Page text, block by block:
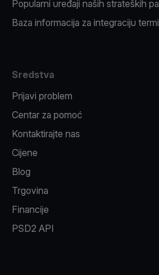
Popularni uređaji naših strateških
Baza informacija za integraciju
Sredstva
Prijavi problem
Centar za pomoć
Kontaktirajte nas
Cijene
Blog
Trgovina
Financije
PSD2 API